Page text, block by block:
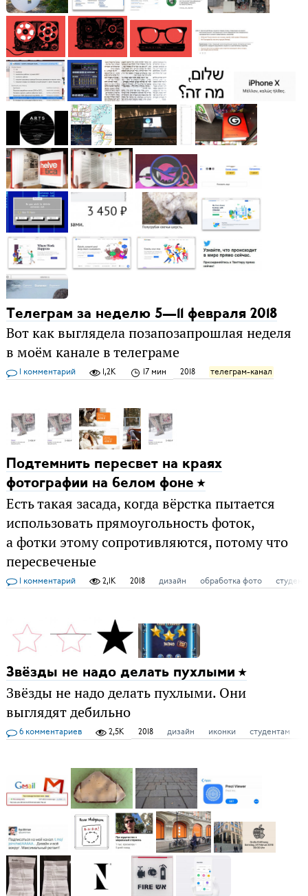
Телеграм за неделю 5—11 февраля 2018
Вот как выглядела позапозапрошлая неделя
в моём канале в телеграме
1 комментарий 1,2K 17 мин 2018 телеграм-канал
Подтемнить пересвет на краях
фотографии на белом фоне
Есть такая засада, когда вёрстка пытается
использовать прямоугольность фоток,
а фотки этому сопротивляются, потому что
пересвеченые
1 комментарий 2,1K 2018 дизайн обработка фото
Звёзды не надо делать пухлыми
Звёзды не надо делать пухлыми. Они
выглядят дебильно
6 комментариев 2,5K 2018 дизайн иконки студентам